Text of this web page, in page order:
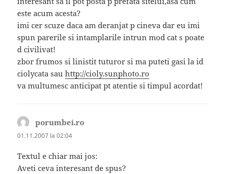
este acum acesta?
imi cer scuze daca am deranjat p cineva dar eu imi
spun parerile si intamplarile intrun mod cat s poate
d civilivat!
zbor frumos si linistit tuturor si ma puteti gasi la id
ciolycata sauhttp://cioly.sunphoto.ro
va multumesc anticipat pt atentie si timpul acordat!
porumbei.ro
01.11.2007 la 02:04
Textul e chiar mai jos:
Aveti ceva interesant de spus?